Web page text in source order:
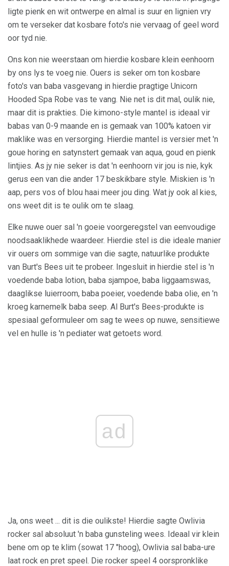
ligte pienk en wit ontwerpe en almal is suur en lignien vry
om te verseker dat kosbare foto's nie vervaag of geel word
oor tyd nie.
Ons kon nie weerstaan ​​om hierdie kosbare klein eenhoorn
by ons lys te voeg nie. Ouers is seker om ton kosbare
foto's van baba vasgevang in hierdie pragtige Unicorn
Hooded Spa Robe vas te vang. Nie net is dit mal, oulik nie,
maar dit is prakties. Die kimono-style mantel is ideaal vir
babas van 0-9 maande en is gemaak van 100% katoen vir
maklike was en versorging. Hierdie mantel is versier met 'n
goue horing en satynstert gemaak van aqua, goud en pienk
lintjies. As jy nie seker is dat 'n eenhoorn vir jou is nie, kyk
gerus een van die ander 17 beskikbare style. Miskien is 'n
aap, pers vos of blou haai meer jou ding. Wat jy ook al kies,
ons weet dit is te oulik om te slaag.
Elke nuwe ouer sal 'n goeie voorgeregstel van eenvoudige
noodsaaklikhede waardeer. Hierdie stel is die ideale manier
vir ouers om sommige van die sagte, natuurlike produkte
van Burt's Bees uit te probeer. Ingesluit in hierdie stel is 'n
voedende baba lotion, baba sjampoe, baba liggaamswas,
daaglikse luierroom, baba poeier, voedende baba olie, en 'n
kroeg karnemelk baba seep. Al Burt's Bees-produkte is
spesiaal geformuleer om sag te wees op nuwe, sensitiewe
vel en hulle is 'n pediater wat getoets word.
ad
Ja, ons weet ... dit is die oulikste! Hierdie sagte Owlivia
rocker sal absoluut 'n baba gunsteling wees. Ideaal vir klein
bene om op te klim (sowat 17 "hoog), Owlivia sal baba-ure
laat rock en pret speel. Die rocker speel 4 oorspronklike